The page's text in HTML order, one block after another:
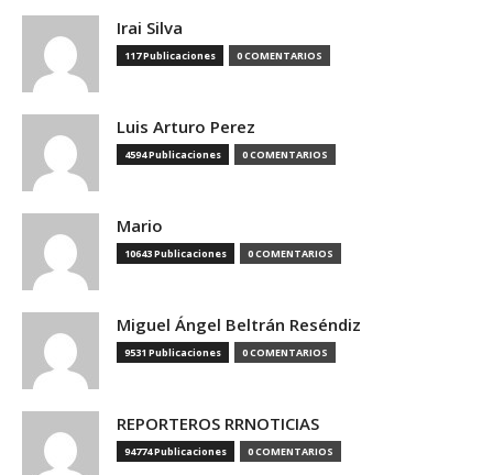
Irai Silva
117 Publicaciones 0 COMENTARIOS
Luis Arturo Perez
4594 Publicaciones 0 COMENTARIOS
Mario
10643 Publicaciones 0 COMENTARIOS
Miguel Ángel Beltrán Reséndiz
9531 Publicaciones 0 COMENTARIOS
REPORTEROS RRNOTICIAS
94774 Publicaciones 0 COMENTARIOS